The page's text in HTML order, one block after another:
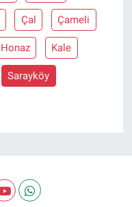
Çal Çameli
Honaz Kale
Sarayköy